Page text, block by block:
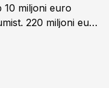
10 miljoni euro
220 miljoni euro